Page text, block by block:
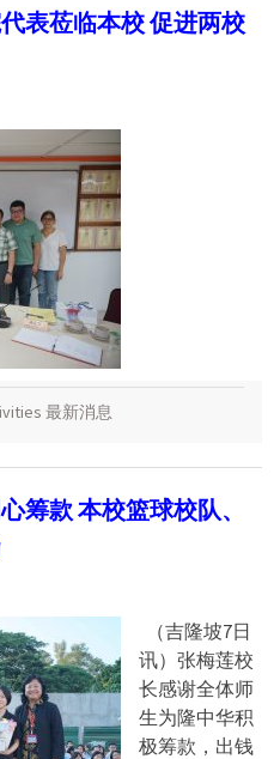
表莅临本校 促进两校
最新消息
筹款 本校篮球校队、
（吉隆坡7日
讯）张梅莲校
长感谢全体师
生为隆中华积
极筹款，出钱